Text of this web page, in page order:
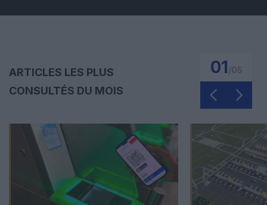
ARTICLES LES PLUS
CONSULTÉS DU MOIS
01